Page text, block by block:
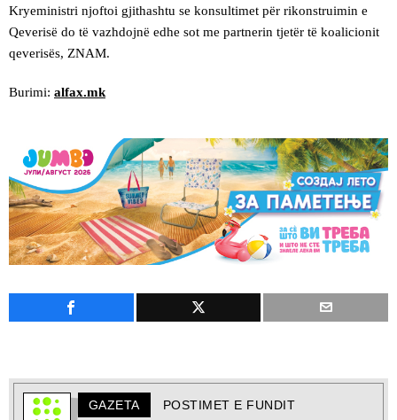
Kryeministri njoftoi gjithashtu se konsultimet për rikonstruimin e
Qeverisë do të vazhdojnë edhe sot me partnerin tjetër të koalicionit
qeverisës, ZNAM.
Burimi: alfax.mk
GAZETA POSTIMET E FUNDIT